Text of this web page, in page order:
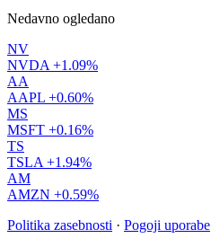
Nedavno ogledano
NV
NVDA +1.09%
AA
AAPL +0.60%
MS
MSFT +0.16%
TS
TSLA +1.94%
AM
AMZN +0.59%
Politika zasebnosti · Pogoji uporabe